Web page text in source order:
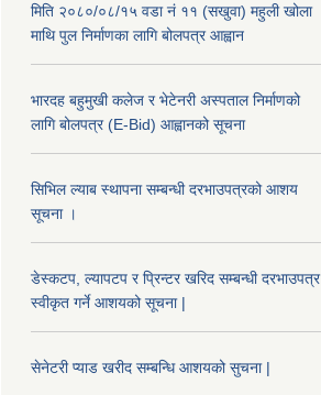
मिति २०८०/०८/१५ वडा नं ११ (सखुवा) महुली खोला
माथि पुल निर्माणका लागि बोलपत्र आह्वान
भारदह बहुमुखी कलेज र भेटेनरी अस्पताल निर्माणको
लागि बोलपत्र (E-Bid) आह्वानको सूचना
सिभिल ल्याब स्थापना सम्बन्धी दरभाउपत्रको आशय
सूचना ।
डेस्कटप, ल्यापटप र प्रिन्टर खरिद सम्बन्धी दरभाउपत्र
स्वीकृत गर्ने आशयको सूचना |
सेनेटरी प्याड खरीद सम्बन्धि आशयको सुचना |